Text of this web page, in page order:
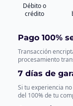
Débito o
crédito
Pago 100%
Transacción
procesamiento
7 días de
Si tu experiencia
del 100% de tu